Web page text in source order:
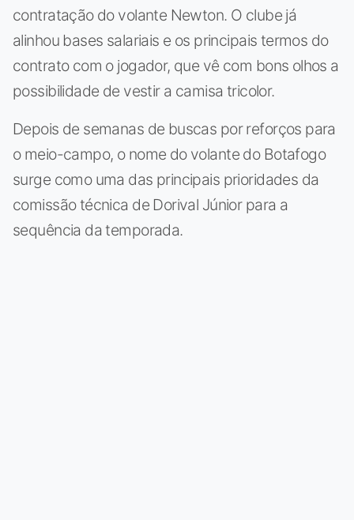
contratação do volante Newton. O clube já
alinhou bases salariais e os principais termos do
contrato com o jogador, que vê com bons olhos a
possibilidade de vestir a camisa tricolor.
Depois de semanas de buscas por reforços para
o meio-campo, o nome do volante do Botafogo
surge como uma das principais prioridades da
comissão técnica de Dorival Júnior para a
sequência da temporada.